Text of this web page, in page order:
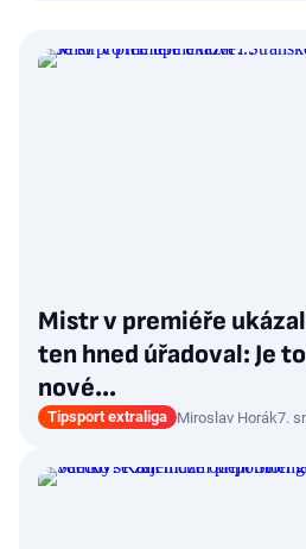
Mistr v premiéře
ten hned úřadoval: Je
nové…
Tipsport extraliga Miroslav Horák7.